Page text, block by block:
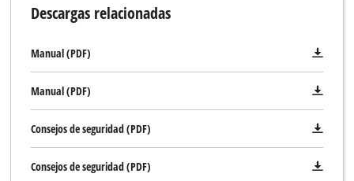
This content is not permitted to load due
visitor. The website owner needs to setup
the site with their CMP to add this content
Descargas relacionadas
Manual (PDF)
Manual (PDF)
Consejos de seguridad (PDF)
Consejos de seguridad (PDF)